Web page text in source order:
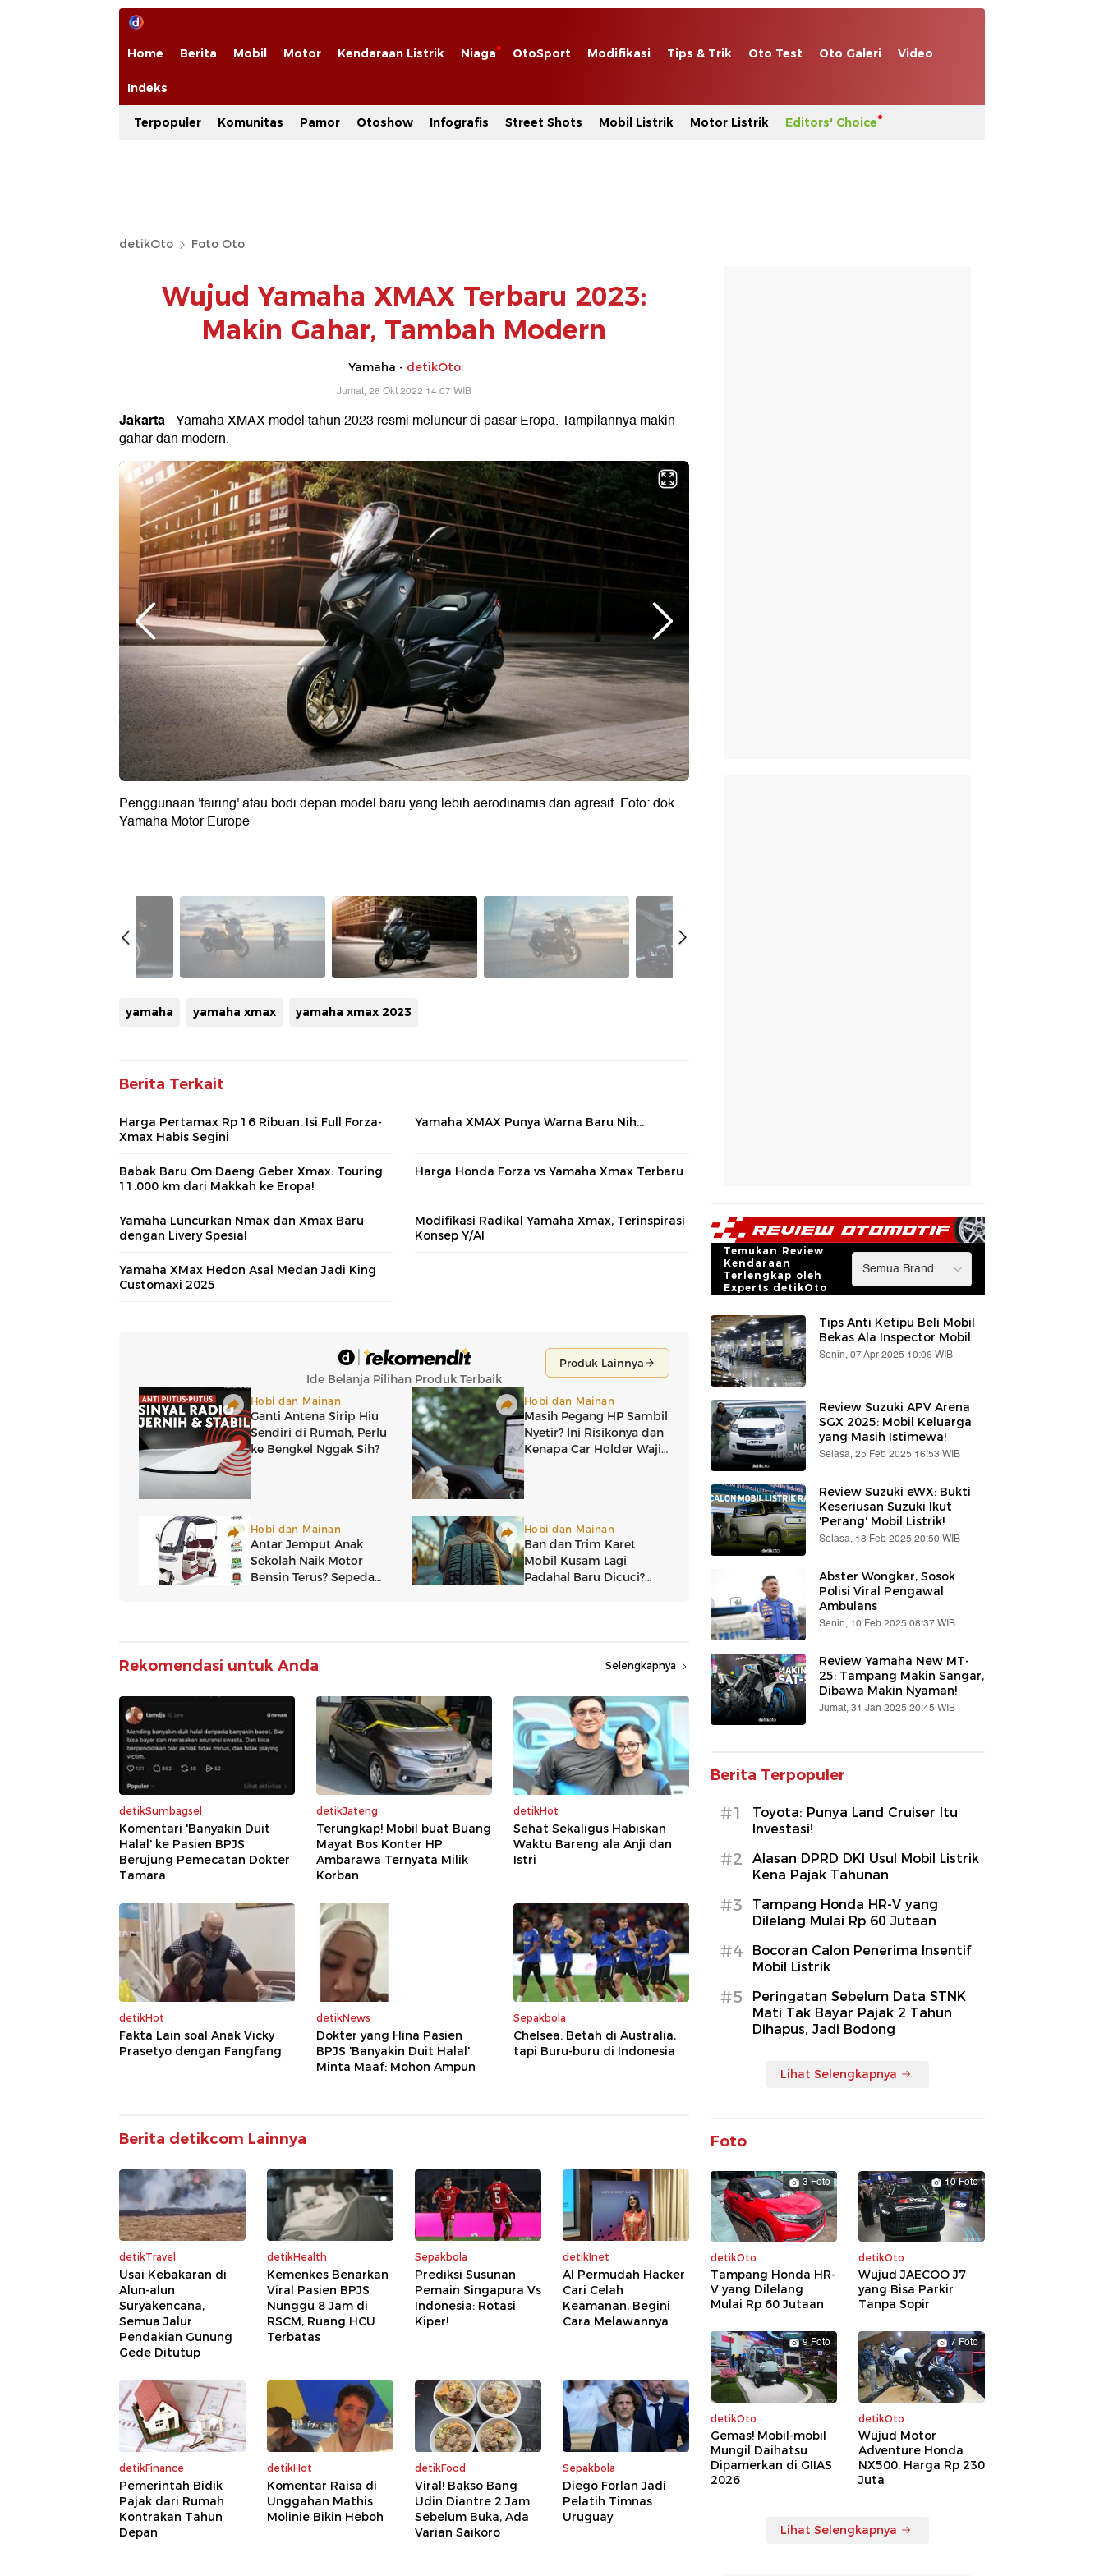
Home Berita Mobil Motor Kendaraan Listrik Niaga OtoSport Modifikasi Tips & Trik Oto Test Oto Galeri Video
Indeks
Terpopuler Komunitas Pamor Otoshow Infografis Street Shots Mobil Listrik Motor Listrik Editors' Choice
detikOto Foto Oto
Wujud Yamaha XMAX Terbaru 2023:
Makin Gahar, Tambah Modern
Yamaha - detikOto
Jumat, 28 Okt 2022 14:07 WIB
Jakarta- Yamaha XMAX model tahun 2023 resmi meluncur di pasar Eropa. Tampilannya makin
gahar dan modern.
Penggunaan 'fairing' atau bodi depan model baru yang lebih aerodinamis dan agresif. Foto: dok.
Yamaha Motor Europe
yamaha yamaha xmax yamaha xmax 2023
Berita Terkait
Harga Pertamax Rp 16 Ribuan, Isi Full Forza-
Xmax Habis Segini
Yamaha XMAX Punya Warna Baru Nih...
Babak Baru Om Daeng Geber Xmax: Touring
11.000 km dari Makkah ke Eropa!
Harga Honda Forza vs Yamaha Xmax Terbaru
Yamaha Luncurkan Nmax dan Xmax Baru
dengan Livery Spesial
Modifikasi Radikal Yamaha Xmax, Terinspirasi
Konsep Y/AI
Yamaha XMax Hedon Asal Medan Jadi King
Customaxi 2025
Rekomendasi untuk Anda Selengkapnya
detikSumbagsel
Komentari 'Banyakin Duit
Halal' ke Pasien BPJS
Berujung Pemecatan Dokter
Tamara
detikJateng
Terungkap! Mobil buat Buang
Mayat Bos Konter HP
Ambarawa Ternyata Milik
Korban
detikHot
Sehat Sekaligus Habiskan
Waktu Bareng ala Anji dan
Istri
detikHot
Fakta Lain soal Anak Vicky
Prasetyo dengan Fangfang
detikNews
Dokter yang Hina Pasien
BPJS 'Banyakin Duit Halal'
Minta Maaf: Mohon Ampun
Sepakbola
Chelsea: Betah di Australia,
tapi Buru-buru di Indonesia
Berita detikcom Lainnya
detikTravel
Usai Kebakaran di
Alun-alun
Suryakencana,
Semua Jalur
Pendakian Gunung
Gede Ditutup
detikHealth
Kemenkes Benarkan
Viral Pasien BPJS
Nunggu 8 Jam di
RSCM, Ruang HCU
Terbatas
Sepakbola
Prediksi Susunan
Pemain Singapura Vs
Indonesia: Rotasi
Kiper!
detikInet
AI Permudah Hacker
Cari Celah
Keamanan, Begini
Cara Melawannya
detikFinance
Pemerintah Bidik
Pajak dari Rumah
Kontrakan Tahun
Depan
detikHot
Komentar Raisa di
Unggahan Mathis
Molinie Bikin Heboh
detikFood
Viral! Bakso Bang
Udin Diantre 2 Jam
Sebelum Buka, Ada
Varian Saikoro
Sepakbola
Diego Forlan Jadi
Pelatih Timnas
Uruguay
Temukan Review
Kendaraan
Terlengkap oleh
Experts detikOto
Tips Anti Ketipu Beli Mobil
Bekas Ala Inspector Mobil
Senin, 07 Apr 2025 10:06 WIB
Review Suzuki APV Arena
SGX 2025: Mobil Keluarga
yang Masih Istimewa!
Selasa, 25 Feb 2025 16:53 WIB
Review Suzuki eWX: Bukti
Keseriusan Suzuki Ikut
'Perang' Mobil Listrik!
Selasa, 18 Feb 2025 20:50 WIB
Abster Wongkar, Sosok
Polisi Viral Pengawal
Ambulans
Senin, 10 Feb 2025 08:37 WIB
Review Yamaha New MT-
25: Tampang Makin Sangar,
Dibawa Makin Nyaman!
Jumat, 31 Jan 2025 20:45 WIB
Berita Terpopuler
#1
Toyota: Punya Land Cruiser Itu
Investasi!
#2
Alasan DPRD DKI Usul Mobil Listrik
Kena Pajak Tahunan
#3
Tampang Honda HR-V yang
Dilelang Mulai Rp 60 Jutaan
#4
Bocoran Calon Penerima Insentif
Mobil Listrik
#5
Peringatan Sebelum Data STNK
Mati Tak Bayar Pajak 2 Tahun
Dihapus, Jadi Bodong
Lihat Selengkapnya
Foto
3 Foto
detikOto
Tampang Honda HR-
V yang Dilelang
Mulai Rp 60 Jutaan
10 Foto
detikOto
Wujud JAECOO J7
yang Bisa Parkir
Tanpa Sopir
9 Foto
detikOto
Gemas! Mobil-mobil
Mungil Daihatsu
Dipamerkan di GIIAS
2026
7 Foto
detikOto
Wujud Motor
Adventure Honda
NX500, Harga Rp 230
Juta
Lihat Selengkapnya